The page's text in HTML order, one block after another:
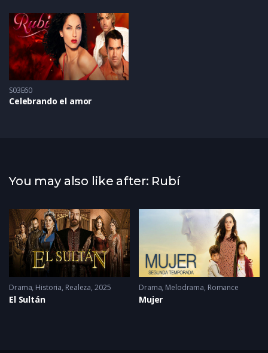
S03E60
Celebrando el amor
You may also like after: Rubí
- 2022
Drama, Historia, Realeza 2025
El Sultán
Drama, Melodrama, Romance
Mujer